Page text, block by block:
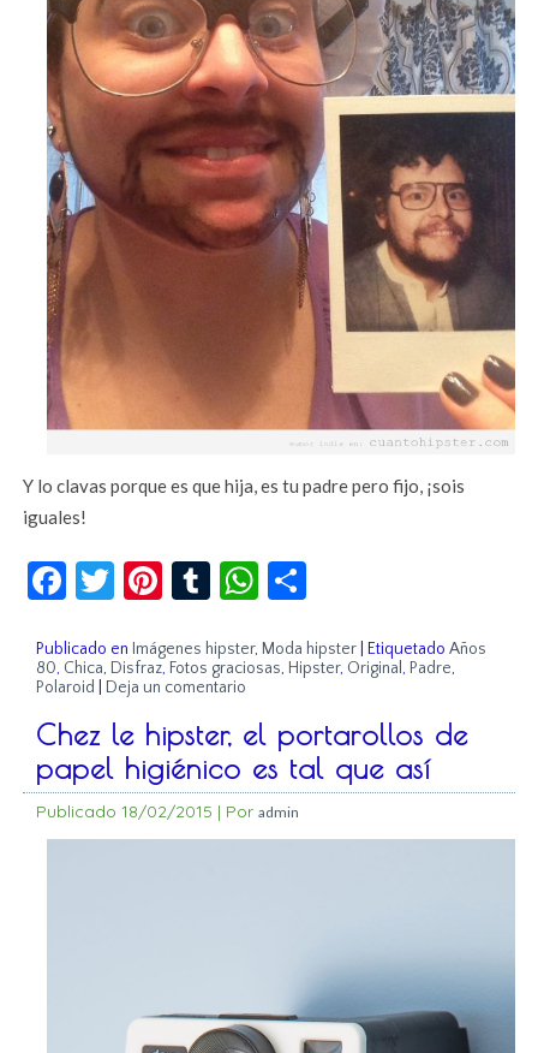
Y lo clavas porque es que hija, es tu padre pero fijo, ¡sois
iguales!
Facebook
Twitter
Pinterest
TumblrWhatsApp
Publicado en Imágenes hipster, Moda hipster Etiquetado Años
80, Chica, Disfraz, Fotos graciosas, Hipster, Original , Padre,
Polaroid
Deja un comentario
Chez le hipster, el portarollos de
papel higiénico es tal que así
Publicado 18/02/2015 | Por admin